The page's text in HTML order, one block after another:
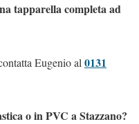
tapparella completa ad
Eugenio al 0131
o in PVC a Stazzano?